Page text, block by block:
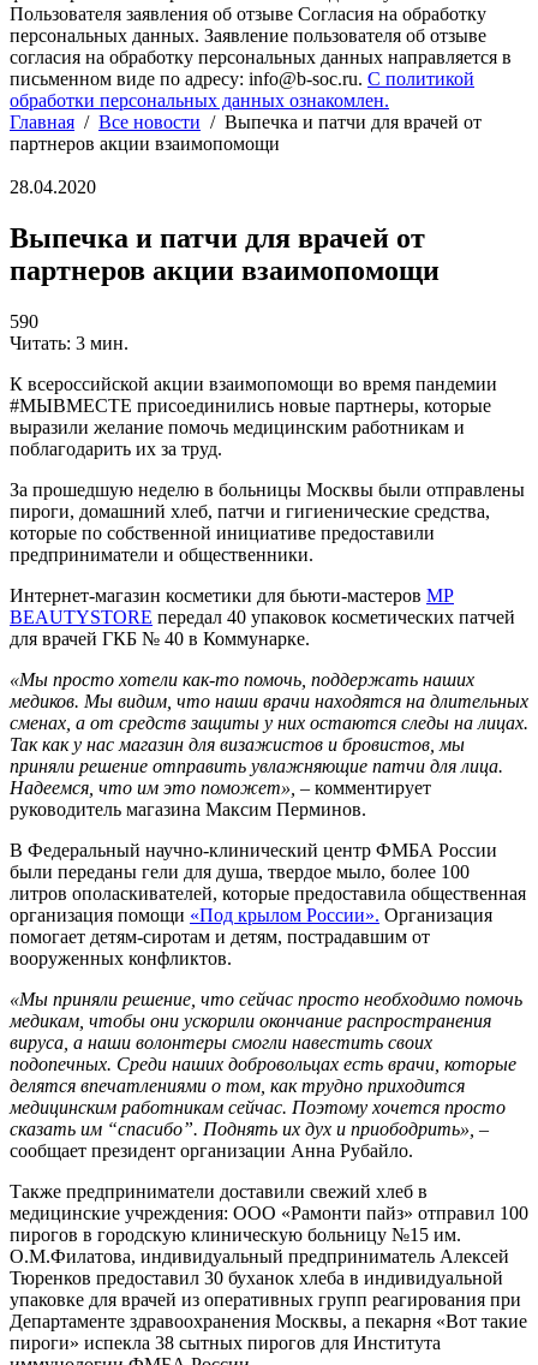
Пользователя заявления об отзыве Согласия на обработку
персональных данных. Заявление пользователя об отзыве
согласия на обработку персональных данных направляется в
письменном виде по адресу: info@b-soc.ru. С политикой
обработки персональных данных ознакомлен.
Главная / Все новости / Выпечка и патчи для врачей от
партнеров акции взаимопомощи
28.04.2020
Выпечка и патчи для врачей от
партнеров акции взаимопомощи
590
Читать: 3 мин.
К всероссийской акции взаимопомощи во время пандемии
#МЫВМЕСТЕ присоединились новые партнеры, которые
выразили желание помочь медицинским работникам и
поблагодарить их за труд.
За прошедшую неделю в больницы Москвы были отправлены
пироги, домашний хлеб, патчи и гигиенические средства,
которые по собственной инициативе предоставили
предприниматели и общественники.
Интернет-магазин косметики для бьюти-мастеров MP
BEAUTYSTORE передал 40 упаковок косметических патчей
для врачей ГКБ № 40 в Коммунарке.
«Мы просто хотели как-то помочь, поддержать наших
медиков. Мы видим, что наши врачи находятся на длительных
сменах, а от средств защиты у них остаются следы на лицах.
Так как у нас магазин для визажистов и бровистов, мы
приняли решение отправить увлажняющие патчи для лица.
Надеемся, что им это поможет», – комментирует
руководитель магазина Максим Перминов.
В Федеральный научно-клинический центр ФМБА России
были переданы гели для душа, твердое мыло, более 100
литров ополаскивателей, которые предоставила общественная
организация помощи «Под крылом России». Организация
помогает детям-сиротам и детям, пострадавшим от
вооруженных конфликтов.
«Мы приняли решение, что сейчас просто необходимо помочь
медикам, чтобы они ускорили окончание распространения
вируса, а наши волонтеры смогли навестить своих
подопечных. Среди наших добровольцах есть врачи, которые
делятся впечатлениями о том, как трудно приходится
медицинским работникам сейчас. Поэтому хочется просто
сказать им “спасибо”. Поднять их дух и приободрить», –
сообщает президент организации Анна Рубайло.
Также предприниматели доставили свежий хлеб в
медицинские учреждения: ООО «Рамонти пайз» отправил 100
пирогов в городскую клиническую больницу №15 им.
О.М.Филатова, индивидуальный предприниматель Алексей
Тюренков предоставил 30 буханок хлеба в индивидуальной
упаковке для врачей из оперативных групп реагирования при
Департаменте здравоохранения Москвы, а пекарня «Вот такие
пироги» испекла 38 сытных пирогов для Института